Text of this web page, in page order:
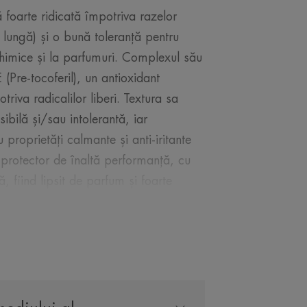
foarte ridicată împotriva razelor
și o bună toleranță pentru
și la parfumuri. Complexul său
(Pre-tocoferil), un antioxidant
radicalilor liberi. Textura sa
și/sau intolerantă, iar
proprietăți calmante și anti-iritante
de înaltă performanță, cu
EXPERTUL NOSTRU